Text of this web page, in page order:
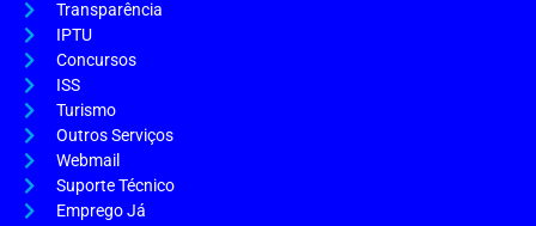
Transparência
IPTU
Concursos
ISS
Turismo
Outros Serviços
Webmail
Suporte Técnico
Emprego Já